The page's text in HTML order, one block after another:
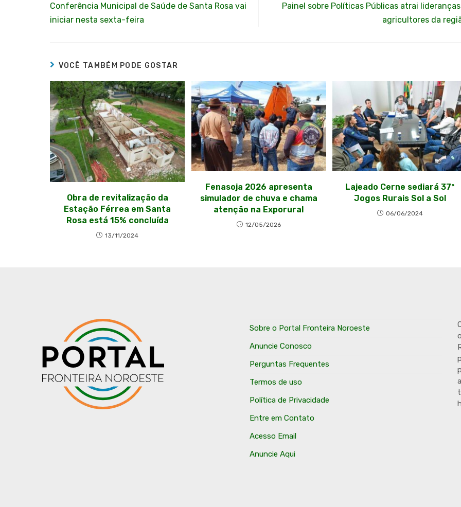
Conferência Municipal de Saúde de Santa Rosa vai
iniciar nesta sexta-feira
Painel sobre Políticas Públicas atrai
agricultores da
VOCÊ TAMBÉM PODE GOSTAR
Obra de revitalização da
Estação Férrea em Santa
Rosa está 15% concluída
13/11/2024
Fenasoja 2026 apresenta
simulador de chuva e chama
atenção na Exporural
12/05/2026
Lajeado Cerne sediará 37º
Jogos Rurais Sol a Sol
06/06/2024
Sobre o Portal Fronteira Noroeste
Anuncie Conosco
Perguntas Frequentes
Termos de uso
Política de Privacidade
Entre em Contato
Acesso Email
Anuncie Aqui